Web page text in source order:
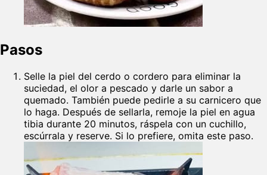
Pasos
Selle la piel del cerdo o cordero para eliminar la
suciedad, el olor a pescado y darle un sabor a
quemado. También puede pedirle a su carnicero que
lo haga. Después de sellarla, remoje la piel en agua
tibia durante 20 minutos, ráspela con un cuchillo,
escúrrala y reserve. Si lo prefiere, omita este paso.